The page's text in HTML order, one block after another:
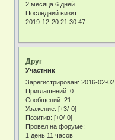
2 месяца 6 дней
Последний визит:
2019-12-20 21:30:47
Друг
Участник
Зарегистрирован: 2016-02-02
Приглашений: 0
Сообщений: 21
Уважение: [+3/-0]
Позитив: [+0/-0]
Провел на форуме:
1 день 11 часов